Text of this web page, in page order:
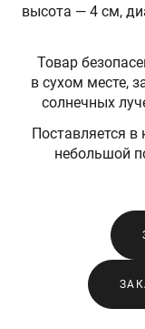
высота — 4 см,
Товар
в сухом месте,
солнечных
Поставляется в
небольшой